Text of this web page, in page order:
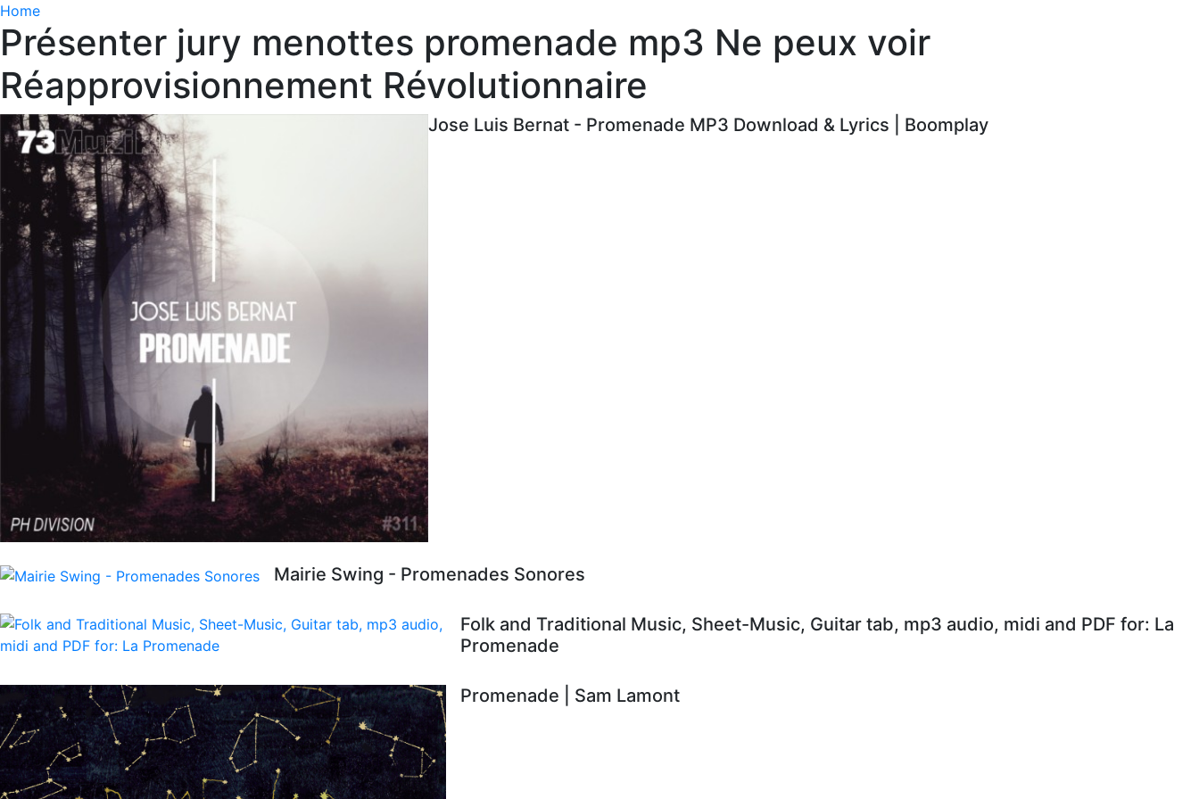
Home
Présenter jury menottes promenade mp3 Ne peux voir
Réapprovisionnement Révolutionnaire
Jose Luis Bernat - Promenade MP3 Download & Lyrics | Boomplay
Mairie Swing - Promenades Sonores
Folk and Traditional Music, Sheet-Music, Guitar tab, mp3 audio, midi and PDF for: La
Promenade
Promenade | Sam Lamont